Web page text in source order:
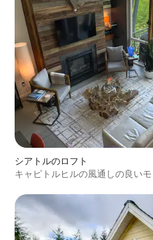
シアトルのロフト
キャピトルヒルの風通しの良い